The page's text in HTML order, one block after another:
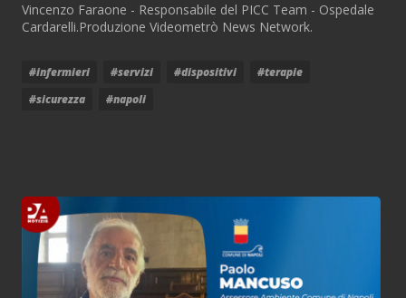
Vincenzo Faraone - Responsabile del PICC Team - Ospedale
Cardarelli.Produzione Videometrò News Network.
#infermieri #servizi #dispositivi
#terapie
#sicurezza
#napoli